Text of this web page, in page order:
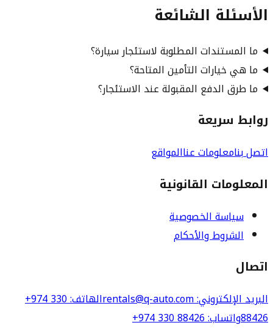
الأسئلة الشائعة
ما المستندات المطلوبة لاستئجار سيارة؟
ما هي خيارات التأمين المتاحة؟
ما طرق الدفع المقبولة عند الاستئجار؟
روابط سريعة
اتصل بنامعلومات عناالمواقع
المعلومات القانونية
سياسة الخصوصية
الشروط والأحكام
اتصال
البريد الإلكتروني: rentals@q-auto.com الهاتف:
+974 330
88426واتساب:
+974 330 88426